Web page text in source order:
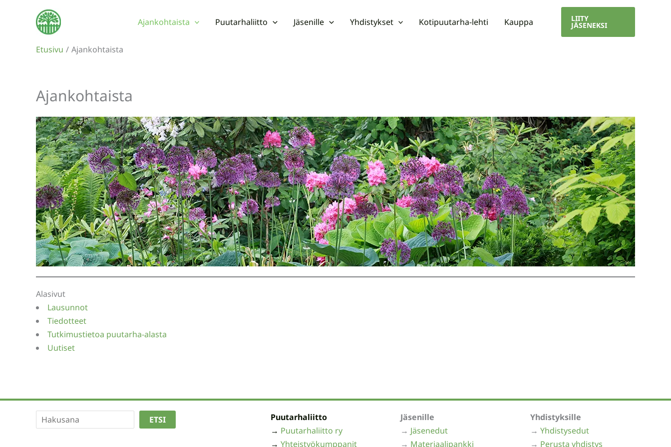
Ajankohtaista Puutarhaliitto Jäsenille Yhdistykset Kotipuutarha-lehti Kauppa LIITY
JÄSENEKSI
Etusivu Ajankohtaista
Ajankohtaista
Alasivut
Lausunnot
Tiedotteet
Tutkimustietoa puutarha-alasta
Uutiset
EtsiETSI
Puutarhaliitto
→ Puutarhaliitto ry
→ Yhteistyökumppanit
Jäsenille
→ Jäsenedut
→ Materiaalipankki
Yhdistyksille
→ Yhdistysedut
→ Perusta yhdistys